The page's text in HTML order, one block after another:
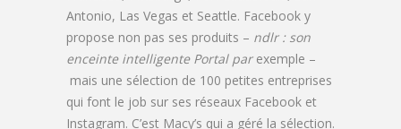
Antonio, Las Vegas et Seattle. Facebook y
propose non pas ses produits – ndlr : son
enceinte intelligente Portal parexemple –
mais une sélection de 100 petites entreprises
qui font le job sur ses réseaux Facebook et
Instagram. C’est Macy’s qui a géré la sélection.